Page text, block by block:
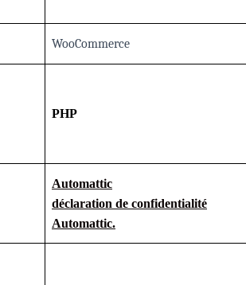
WooCommerce
PHP
Automattic
déclaration de confidentialité
Automattic.